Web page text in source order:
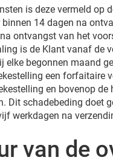
is deze vermeld op
14 dagen na
ontvangst van het
is de Klant vanaf de
elke begonnen maand
een forfaitaire
en bovenop
Dit schadebeding doet
werkdagen na
van de